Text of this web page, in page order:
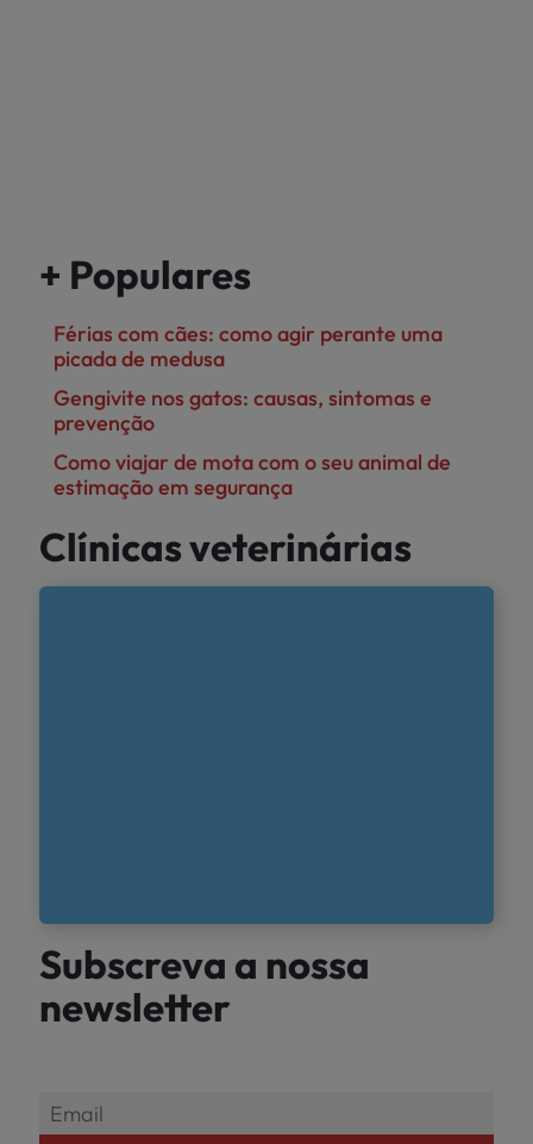
+ Populares
Férias com cães: como agir perante uma
picada de medusa
Gengivite nos gatos: causas, sintomas e
prevenção
Como viajar de mota com o seu animal de
estimação em segurança
Clínicas veterinárias
Subscreva a nossa
newsletter